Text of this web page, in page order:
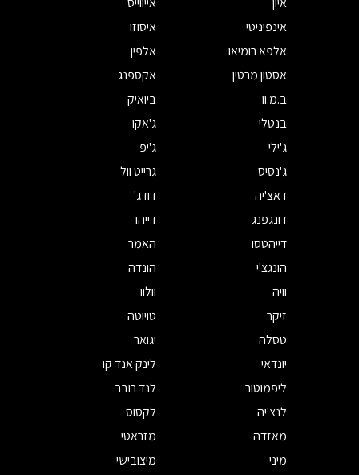
אינפיניטי
איסוזו
אלפא רומיאו
אלפין
אסטון מרטין
אקספנג
ב.מ.וו
ביואיק
בנטלי
ג'אקו
ג'ילי
ג'יפ
ג'נסיס
גרייט וול
דאצ'יה
דודג'
דונגפנג
דייהו
דייהטסו
האמר
הונגצ'י
הונדה
וויה
וולוו
זיקר
טויוטה
טסלה
יגואר
יונדאי
לינק אנד קו
ליפמוטור
לנד רובר
לנצ'יה
לקסוס
מאזדה
מזראטי
מיני
מיצובישי